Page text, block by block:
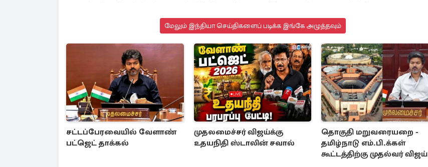
மேலும் இந்தியா செய்திகளைப் படிக்க இங்கே அழுத்தவும்
சட்டப்பேரவையில் வேளாண்
பட்ஜெட் தாக்கல்
முதலமைச்சர் விஜய்க்கு
உதயநிதி ஸ்டாலின் சவால்
தொகுதி மறுவரையறை -
தமிழ்நாடு எம்.பி.க்கள்
கூட்டத்திற்கு முதல்வர் விஜய்